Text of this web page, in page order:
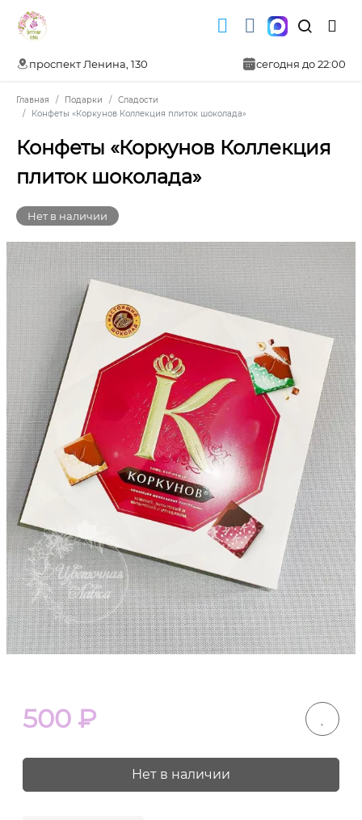
проспект Ленина, 130 сегодня до 22:00
Главная Подарки
Сладости
Конфеты «Коркунов Коллекция плиток шоколада»
Конфеты «Коркунов Коллекция
плиток шоколада»
Нет в наличии
500 ₽
Нет в наличии